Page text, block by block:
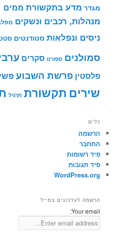
מדע בתקשורתממים
רכבים ונשקים מפלגת העבודה
ונפלאות סטודנטים סטטיסטיקה
ספורט סקריםערבים
פרשת השבועפשעצה"ל
תקשורת תרגיל
במייל